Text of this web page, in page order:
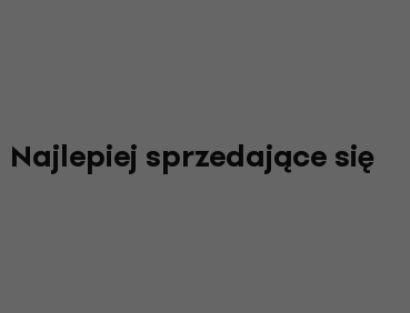
Najlepiej sprzedające się